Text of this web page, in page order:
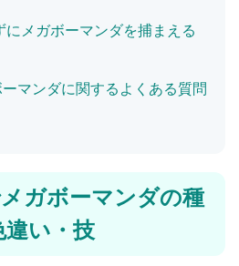
にメガボーマンダを捕まえる
マンダに関するよくある質問
ガボーマンダの種
違い・技